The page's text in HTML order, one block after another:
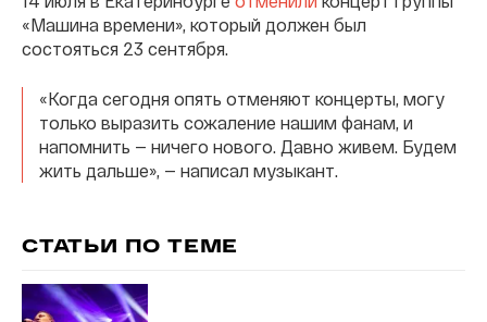
«Машина времени», который должен был
состояться 23 сентября.
«Когда сегодня опять отменяют концерты, могу
только выразить сожаление нашим фанам, и
напомнить — ничего нового. Давно живем. Будем
жить дальше», — написал музыкант.
СТАТЬИ ПО ТЕМЕ